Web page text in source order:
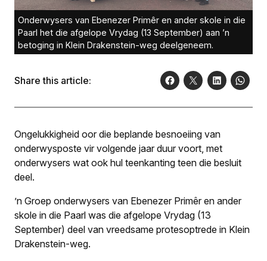
Onderwysers van Ebenezer Primêr en ander skole in die
Paarl het die afgelope Vrydag (13 September) aan ’n
betoging in Klein Drakenstein-weg deelgeneem.
Share this article:
Ongelukkigheid oor die beplande besnoeiing van
onderwysposte vir volgende jaar duur voort, met
onderwysers wat ook hul teenkanting teen die besluit
deel.
’n Groep onderwysers van Ebenezer Primêr en ander
skole in die Paarl was die afgelope Vrydag (13
September) deel van vreedsame protesoptrede in Klein
Drakenstein-weg.